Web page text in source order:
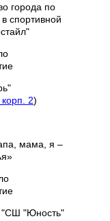
города по
спортивной
2)
мама, я –
"Юность"